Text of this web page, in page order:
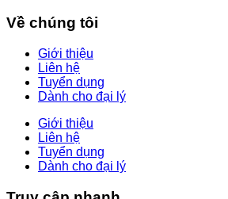
Về chúng tôi
Giới thiệu
Liên hệ
Tuyển dụng
Dành cho đại lý
Giới thiệu
Liên hệ
Tuyển dụng
Dành cho đại lý